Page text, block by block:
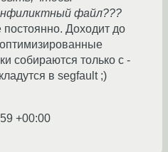
файл???
постоянно. Доходит до
собираются только с -
в segfault ;)
+00:00